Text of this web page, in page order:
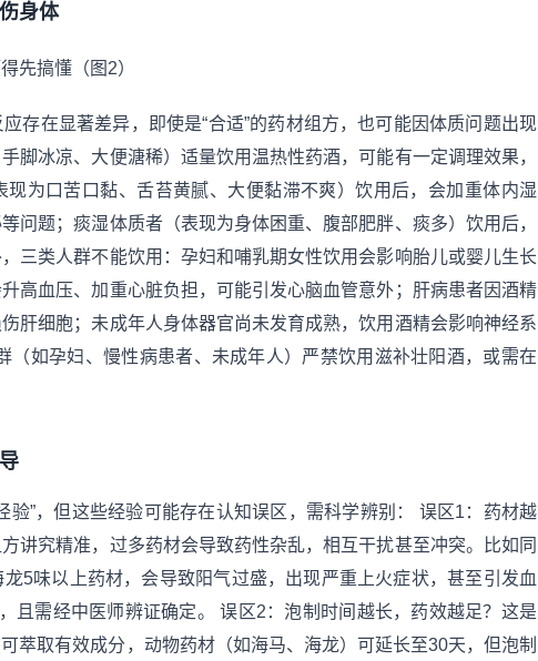
身体
存在显著差异，即使是“合适”的药材组方，也可能因体质问题出现
脚冰凉、大便溏稀）适量饮用温热性药酒，可能有一定调理效果，
为口苦口黏、舌苔黄腻、大便黏滞不爽）饮用后，会加重体内湿
问题；痰湿体质者（表现为身体困重、腹部肥胖、痰多）饮用后，
三类人群不能饮用：孕妇和哺乳期女性饮用会影响胎儿或婴儿生长
高血压、加重心脏负担，可能引发心脑血管意外；肝病患者因酒精
肝细胞；未成年人身体器官尚未发育成熟，饮用酒精会影响神经系
（如孕妇、慢性病患者、未成年人）严禁饮用滋补壮阳酒，或需在
验”，但这些经验可能存在认知误区，需科学辨别： 误区1：药材越
讲究精准，过多药材会导致药性杂乱，相互干扰甚至冲突。比如同
5味以上药材，会导致阳气过盛，出现严重上火症状，甚至引发血
且需经中医师辨证确定。 误区2：泡制时间越长，药效越足？这是
萃取有效成分，动物药材（如海马、海龙）可延长至30天，但泡制